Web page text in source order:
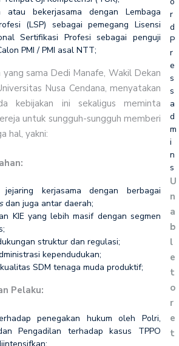
atau bekerjasama dengan Lembaga
(LSP) sebagai pemegang Lisensi
Sertifikasi Profesi sebagai penguji
PMI / PMI asal NTT;
sama Dedi Manafe, Wakil Dekan
Nusa Cendana, menyatakan
kebijakan ini sekaligus meminta
untuk sungguh-sungguh memberi
hal, yakni:
jejaring kerjasama dengan berbagai
dan juga antar daerah;
KIE yang lebih masif dengan segmen
struktur dan regulasi;
kependudukan;
SDM tenaga muda produktif;
Pelaku:
penegakan hukum oleh Polri,
Pengadilan terhadap kasus TPPO
r
d
P
r
e
s
s
a
d
m
i
n
s
U
n
a
b
l
e
t
o
r
e
t